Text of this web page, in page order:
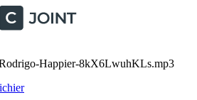
Happier-8kX6LwuhKLs.mp3